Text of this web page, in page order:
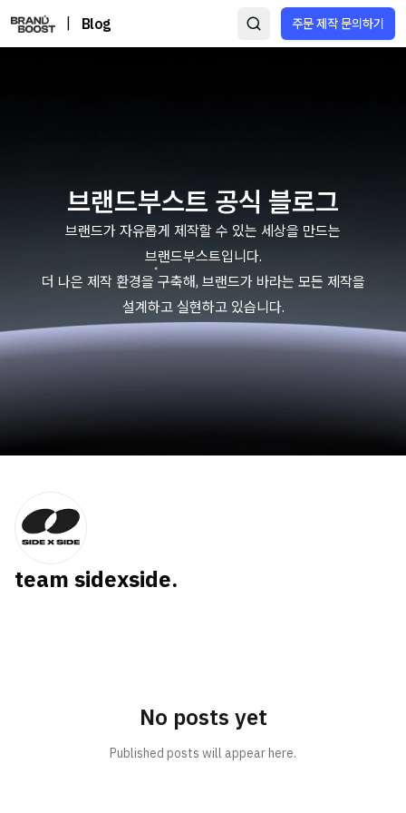
Blog 주문 제작 문의하기
브랜드부스트 공식 블로그
브랜드가 자유롭게 제작할 수 있는 세상을 만드는
브랜드부스트입니다.
더 나은 제작 환경을 구축해, 브랜드가 바라는 모든 제작을
설계하고 실현하고 있습니다.
team sidexside.
No posts yet
Published posts will appear here.